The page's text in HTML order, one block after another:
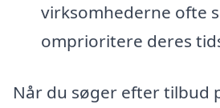
virksomhederne ofte
omprioritere deres
Når du søger efter tilbud